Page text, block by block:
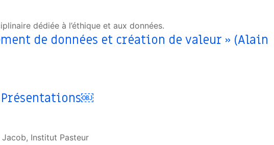
dédiée à l’éthique et aux données.
de données et création de valeur » (Alain
Présentations￼
Jacob, Institut Pasteur